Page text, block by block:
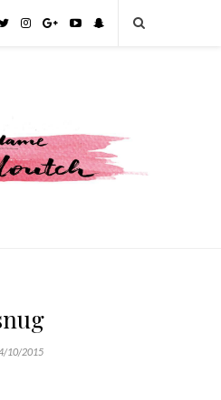
10/2015